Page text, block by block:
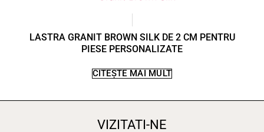
LASTRA GRANIT BROWN SILK DE 2 CM PENTRU
PIESE PERSONALIZATE
CITEȘTE MAI MULT
VIZITATI-NE